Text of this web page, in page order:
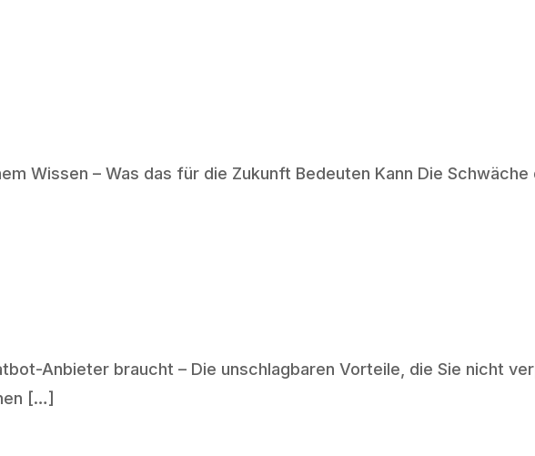
Wissen – Was das für die Zukunft Bedeuten Kann Die
Anbieter braucht – Die unschlagbaren Vorteile, die Sie nicht
[…]